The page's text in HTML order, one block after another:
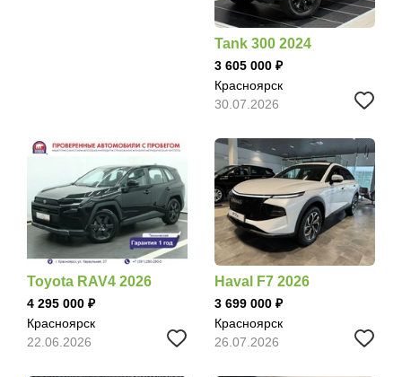
Tank 300 2024
3 605 000
Красноярск
30.07.2026
Toyota RAV4 2026
4 295 000
Красноярск
22.06.2026
Haval F7 2026
3 699 000
Красноярск
26.07.2026